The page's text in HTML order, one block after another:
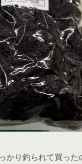
かり釣られて買った